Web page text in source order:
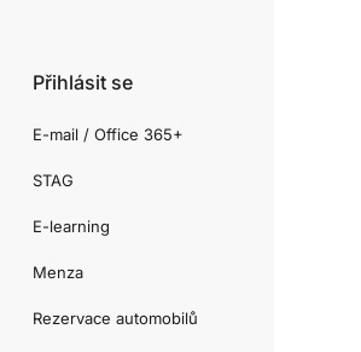
Přihlásit se
E-mail / Office 365+
STAG
E-learning
Menza
Rezervace automobilů